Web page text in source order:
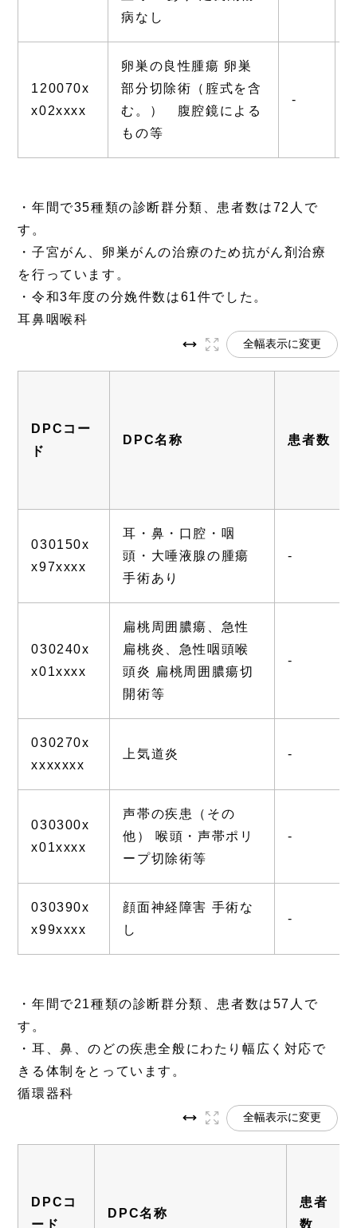
病なし
120070x
x02xxxx
卵巣の良性腫瘍 卵巣
部分切除術（腟式を含
む。） 腹腔鏡による
もの等
-
・年間で35種類の診断群分類、患者数は72人で
す。
・子宮がん、卵巣がんの治療のため抗がん剤治療
を行っています。
・令和3年度の分娩件数は61件でした。
耳鼻咽喉科
全幅表示に変更
DPCコー
ド
DPC名称 患者数
030150x
x97xxxx
耳・鼻・口腔・咽
頭・大唾液腺の腫瘍
手術あり
-
030240x
x01xxxx
扁桃周囲膿瘍、急性
扁桃炎、急性咽頭喉
頭炎 扁桃周囲膿瘍切
開術等
-
030270x
xxxxxxx
上気道炎 -
030300x
x01xxxx
声帯の疾患（その
他） 喉頭・声帯ポリ
ープ切除術等
-
030390x
x99xxxx
顔面神経障害 手術な
し
-
・年間で21種類の診断群分類、患者数は57人で
す。
・耳、鼻、のどの疾患全般にわたり幅広く対応で
きる体制をとっています。
循環器科
全幅表示に変更
DPCコ
ード
DPC名称
患者
数